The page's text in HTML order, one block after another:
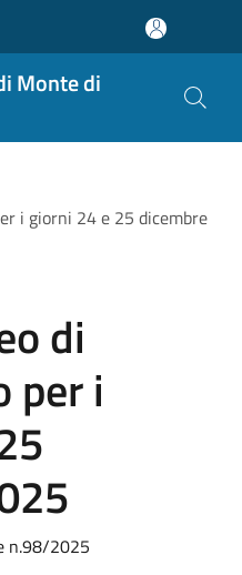
Monte di
i giorni 24 e 25 dicembre
di
per i
n.98/2025